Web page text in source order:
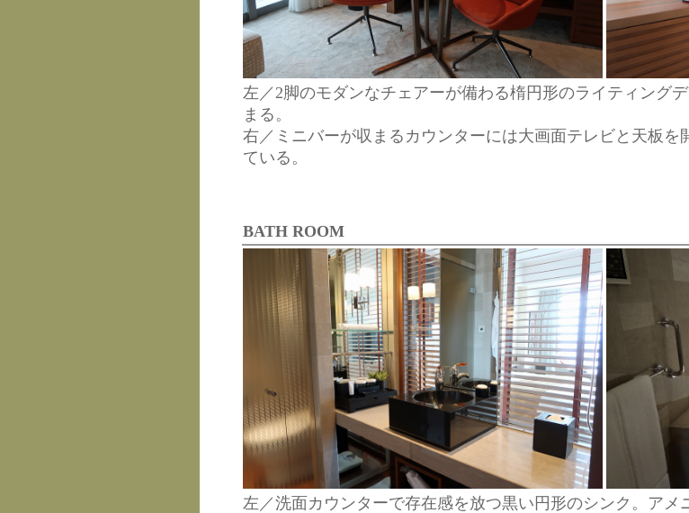
左／2脚のモダンなチェアーが備わる楕円形のライティング
まる。
右／ミニバーが収まるカウンターには大画面テレビと天板
ている。
BATH ROOM
左／洗面カウンターで存在感を放つ黒い円形のシンク。アメ